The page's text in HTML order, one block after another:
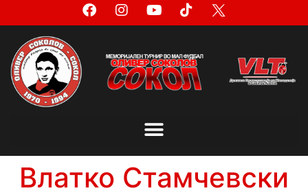
Влатко Стамчевски